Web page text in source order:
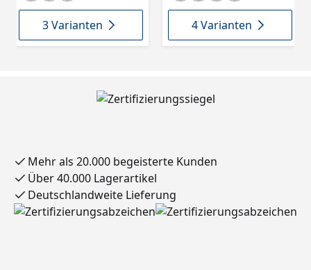
3 Varianten 4 Varianten
Mehr als 20.000 begeisterte Kunden
Über 40.000 Lagerartikel
Deutschlandweite Lieferung